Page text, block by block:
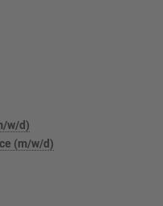
w/d)
(m/w/d)